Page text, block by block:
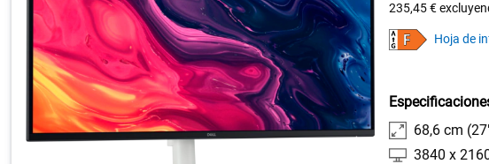
de
Dell
235,45 €
Hoja de
68,6 cm
3840 x